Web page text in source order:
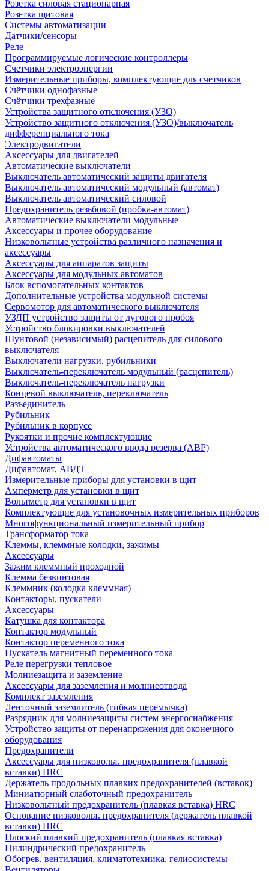
Розетка силовая стационарная
Розетка щитовая
Системы автоматизации
Датчики/сенсоры
Реле
Программируемые логические контроллеры
Счетчики электроэнергии
Измерительные приборы, комплектующие для счетчиков
Счётчики однофазные
Счётчики трехфазные
Устройства защитного отключения (УЗО)
Устройство защитного отключения (УЗО)/выключатель
дифференциального тока
Электродвигатели
Аксессуары для двигателей
Автоматические выключатели
Выключатель автоматический защиты двигателя
Выключатель автоматический модульный (автомат)
Выключатель автоматический силовой
Предохранитель резьбовой (пробка-автомат)
Автоматические выключатели модульные
Аксессуары и прочее оборудование
Низковольтные устройства различного назначения и
аксессуары
Аксессуары для аппаратов защиты
Аксессуары для модульных автоматов
Блок вспомогательных контактов
Дополнительные устройства модульной системы
Сервомотор для автоматического выключателя
УЗДП устройство защиты от дугового пробоя
Устройство блокировки выключателей
Шунтовой (независимый) расцепитель для силового
выключателя
Выключатели нагрузки, рубильники
Выключатель-переключатель модульный (расцепитель)
Выключатель-переключатель нагрузки
Концевой выключатель, переключатель
Разъединитель
Рубильник
Рубильник в корпусе
Рукоятки и прочие комплектующие
Устройства автоматического ввода резерва (АВР)
Дифавтоматы
Дифавтомат, АВДТ
Измерительные приборы для установки в щит
Амперметр для установки в щит
Вольтметр для установки в щит
Комплектующие для установочных измерительных приборов
Многофункциональный измерительный прибор
Трансформатор тока
Клеммы, клеммные колодки, зажимы
Аксессуары
Зажим клеммный проходной
Клемма безвинтовая
Клеммник (колодка клеммная)
Контакторы, пускатели
Аксессуары
Катушка для контактора
Контактор модульный
Контактор переменного тока
Пускатель магнитный переменного тока
Реле перегрузки тепловое
Молниезащита и заземление
Аксессуары для заземления и молниеотвода
Комплект заземления
Ленточный заземлитель (гибкая перемычка)
Разрядник для молниезащиты систем энергоснабжения
Устройство защиты от перенапряжения для оконечного
оборудования
Предохранители
Аксессуары для низковольт. предохранителя (плавкой
вставки) HRC
Держатель продольных плавких предохранителей (вставок)
Миниатюрный слаботочный предохранитель
Низковольтный предохранитель (плавкая вставка) HRC
Основание низковольт. предохранителя (держатель плавкой
вставки) HRC
Плоский плавкий предохранитель (плавкая вставка)
Цилиндрический предохранитель
Обогрев, вентиляция, климатотехника, гелиосистемы